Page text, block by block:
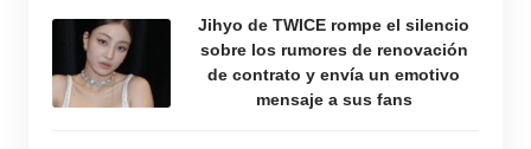
Jihyo de TWICE rompe el silencio
sobre los rumores de renovación
de contrato y envía un emotivo
mensaje a sus fans